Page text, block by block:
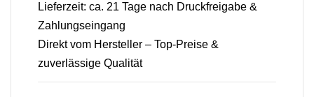
Lieferzeit: ca. 21 Tage nach Druckfreigabe &
Zahlungseingang
Direkt vom Hersteller – Top-Preise &
zuverlässige Qualität